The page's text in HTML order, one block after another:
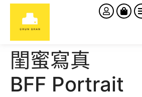
閨蜜寫真
BFF Portrait